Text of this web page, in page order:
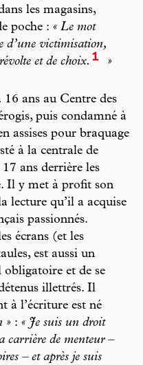
les magasins,
poche : « Le mot
d’une victimisation,
et de choix. 1 »
ans au Centre des
puis condamné à
assises pour braquage
à la centrale de
ans derrière les
Il y met à profit son
lecture qu’il a acquise
passionnés.
écrans (et les
est aussi un
obligatoire et de se
illettrés. Il
à l’écriture est né
» : « Je suis un droit
carrière de menteur –
– et après je suis